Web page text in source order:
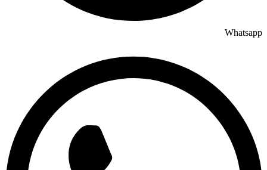
Whatsapp